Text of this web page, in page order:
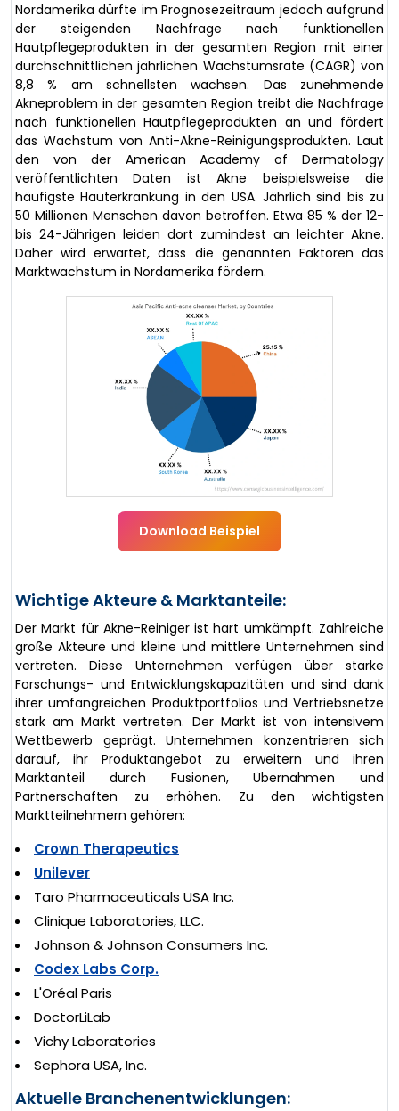
Nordamerika dürfte im Prognosezeitraum jedoch aufgrund
der steigenden Nachfrage nach funktionellen
Hautpflegeprodukten in der gesamten Region mit einer
durchschnittlichen jährlichen Wachstumsrate (CAGR) von
8,8 % am schnellsten wachsen. Das zunehmende
Akneproblem in der gesamten Region treibt die Nachfrage
nach funktionellen Hautpflegeprodukten an und fördert
das Wachstum von Anti-Akne-Reinigungsprodukten. Laut
den von der American Academy of Dermatology
veröffentlichten Daten ist Akne beispielsweise die
häufigste Hauterkrankung in den USA. Jährlich sind bis zu
50 Millionen Menschen davon betroffen. Etwa 85 % der 12-
bis 24-Jährigen leiden dort zumindest an leichter Akne.
Daher wird erwartet, dass die genannten Faktoren das
Marktwachstum in Nordamerika fördern.
Download Beispiel
Wichtige Akteure & Marktanteile:
Der Markt für Akne-Reiniger ist hart umkämpft. Zahlreiche
große Akteure und kleine und mittlere Unternehmen sind
vertreten. Diese Unternehmen verfügen über starke
Forschungs- und Entwicklungskapazitäten und sind dank
ihrer umfangreichen Produktportfolios und Vertriebsnetze
stark am Markt vertreten. Der Markt ist von intensivem
Wettbewerb geprägt. Unternehmen konzentrieren sich
darauf, ihr Produktangebot zu erweitern und ihren
Marktanteil durch Fusionen, Übernahmen und
Partnerschaften zu erhöhen. Zu den wichtigsten
Marktteilnehmern gehören:
Crown Therapeutics
Unilever
Taro Pharmaceuticals USA Inc.
Clinique Laboratories, LLC.
Johnson & Johnson Consumers Inc.
Codex Labs Corp.
L'Oréal Paris
DoctorLiLab
Vichy Laboratories
Sephora USA, Inc.
Aktuelle Branchenentwicklungen: